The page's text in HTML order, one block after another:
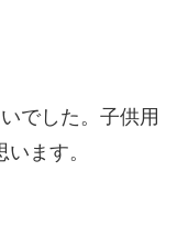
でした。子供用
ます。